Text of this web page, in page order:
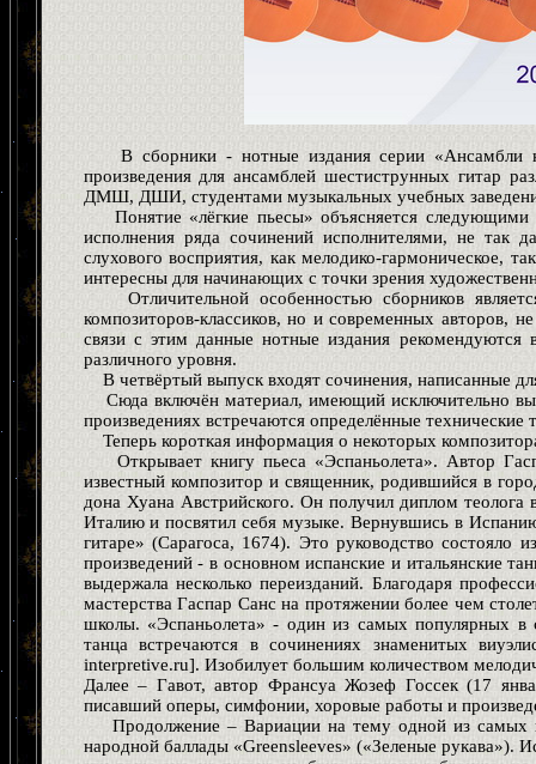
В сборники - нотные издания серии «Ансамбли
произведения для ансамблей шестиструнных гитар
ДМШ, ДШИ, студентами музыкальных учебных
Понятие «лёгкие пьесы» объясняется
исполнения ряда сочинений исполнителями, не так
слухового восприятия, как мелодико-гармоническое,
интересны для начинающих с точки зрения
Отличительной особенностью сборников
композиторов-классиков, но и современных авторов,
связи с этим данные нотные издания рекомендуются
различного уровня.
В четвёртый выпуск входят сочинения, написанные
Сюда включён материал, имеющий исключительно
произведениях встречаются определённые
Теперь короткая информация о некоторых
Открывает книгу пьеса «Эспаньолета». Автор
известный композитор и священник, родившийся в
дона Хуана Австрийского. Он получил диплом теолога
Италию и посвятил себя музыке. Вернувшись в
гитаре» (Сарагоса, 1674). Это руководство состояло
произведений - в основном испанские и итальянские
выдержала несколько переизданий. Благодаря
мастерства Гаспар Санс на протяжении более чем
школы. «Эспаньолета» - один из самых популярных в
танца встречаются в сочинениях знаменитых
interpretive.ru]. Изобилует большим количеством
Далее – Гавот, автор Франсуа Жозеф Госсек (17
писавший оперы, симфонии, хоровые работы и
Продолжение – Вариации на тему одной из самых
народной баллады «Greensleeves» («Зеленые рукава»).